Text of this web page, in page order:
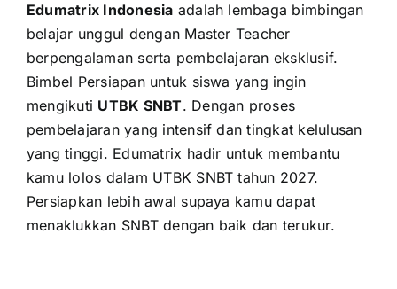
Edumatrix Indonesia adalah lembaga bimbingan
belajar unggul dengan Master Teacher
berpengalaman serta pembelajaran eksklusif.
Bimbel Persiapan untuk siswa yang ingin
mengikuti UTBK SNBT. Dengan proses
pembelajaran yang intensif dan tingkat kelulusan
yang tinggi. Edumatrix hadir untuk membantu
kamu lolos dalam UTBK SNBT tahun 2027.
Persiapkan lebih awal supaya kamu dapat
menaklukkan SNBT dengan baik dan terukur.